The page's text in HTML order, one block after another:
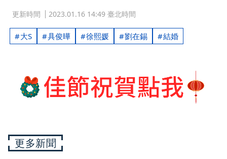
更新時間 2023.01.16 14:49 臺北時間
大S 具俊曄 徐熙媛 劉在錫 結婚
更多新聞